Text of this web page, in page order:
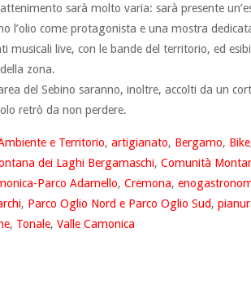
sarà molto varia: sarà presente
l’olio come protagonista e una mostra
musicali live, con le bande del territorio, ed
zona.
del Sebino saranno, inoltre, accolti da un
retrò da non perdere.
e Territorio, artigianato, Bergamo, Bike
dei Laghi Bergamaschi, Comunità
Parco Adamello, Cremona,
, Parco Oglio Nord e Parco Oglio Sud,
, Tonale, Valle Camonica